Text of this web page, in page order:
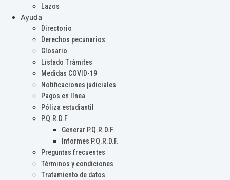
Lazos
Ayuda
Directorio
Derechos pecunarios
Glosario
Listado Trámites
Medidas COVID-19
Notificaciones judiciales
Pagos en línea
Póliza estudiantil
P.Q.R.D.F
Generar P.Q.R.D.F.
Informes P.Q.R.D.F.
Preguntas frecuentes
Términos y condiciones
Tratamiento de datos